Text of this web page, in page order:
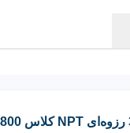
جنس سوپاپ (Disc)
جنس نشیمنگاه